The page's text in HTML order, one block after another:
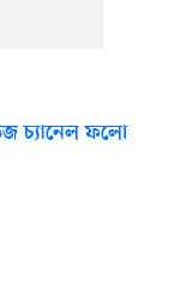
চ্যানেল ফলো